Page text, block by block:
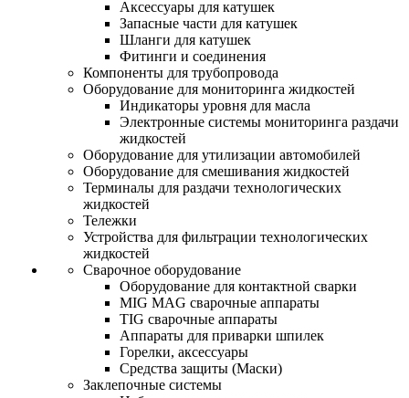
Аксессуары для катушек
Запасные части для катушек
Шланги для катушек
Фитинги и соединения
Компоненты для трубопровода
Оборудование для мониторинга жидкостей
Индикаторы уровня для масла
Электронные системы мониторинга раздачи
жидкостей
Оборудование для утилизации автомобилей
Оборудование для смешивания жидкостей
Терминалы для раздачи технологических
жидкостей
Тележки
Устройства для фильтрации технологических
жидкостей
Сварочное оборудование
Оборудование для контактной сварки
MIG MAG сварочные аппараты
TIG сварочные аппараты
Аппараты для приварки шпилек
Горелки, аксессуары
Средства защиты (Маски)
Заклепочные системы